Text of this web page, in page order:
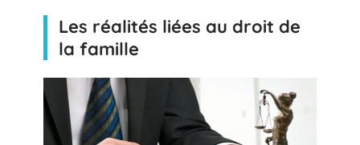
Les réalités liées au droit de
la famille